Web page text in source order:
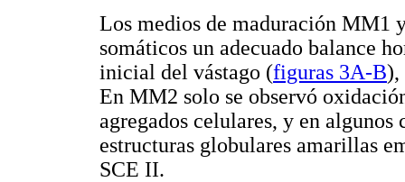
Los medios de maduración MM1
somáticos un adecuado balance
inicial del vástago (figuras 3A-B),
En MM2 solo se observó
agregados celulares, y en
estructuras globulares amarillas
SCE II.